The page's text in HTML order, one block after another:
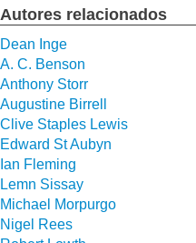
Autores relacionados
Dean Inge
A. C. Benson
Anthony Storr
Augustine Birrell
Clive Staples Lewis
Edward St Aubyn
Ian Fleming
Lemn Sissay
Michael Morpurgo
Nigel Rees